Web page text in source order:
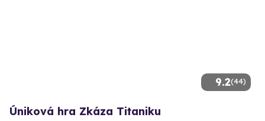
9.2(44)
Úniková hra Zkáza Titaniku